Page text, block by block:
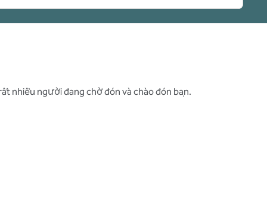
nhiều người đang chờ đón và chào đón bạn.